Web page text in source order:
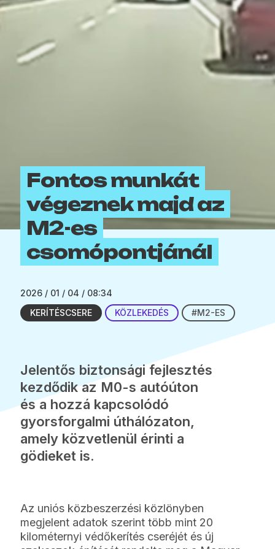
Fontos munkát
végeznek majd az
M2-es
csomópontjánál
2026 / 01 / 04 / 08:34
KERÍTÉSCSERE
KÖZLEKEDÉS #M2-ES
Jelentős biztonsági fejlesztés
kezdődik az M0-s autóúton
és a hozzá kapcsolódó
gyorsforgalmi úthálózaton,
amely közvetlenül érinti a
gödieket is.
Az uniós közbeszerzési közlönyben
megjelent adatok szerint több mint 20
kilométernyi védőkerítés cseréjét és új